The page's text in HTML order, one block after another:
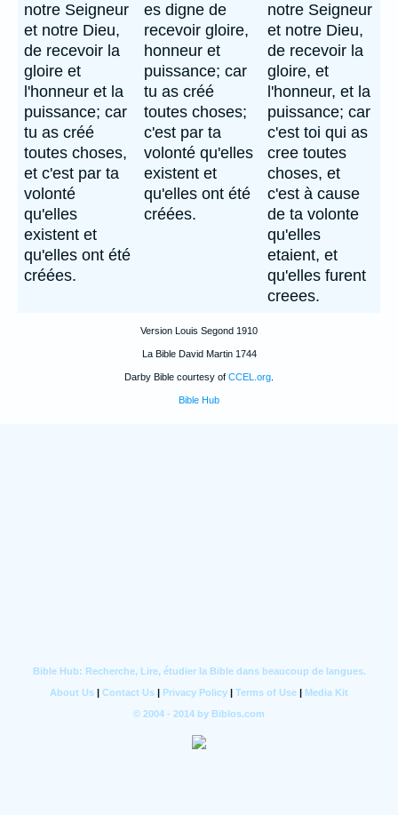
notre Seigneur
et notre Dieu,
de recevoir la
gloire et
l'honneur et la
puissance; car
tu as créé
toutes choses,
et c'est par ta
volonté
qu'elles
existent et
qu'elles ont été
créées.
es digne de
recevoir gloire,
honneur et
puissance; car
tu as créé
toutes choses;
c'est par ta
volonté qu'elles
existent et
qu'elles ont été
créées.
notre Seigneur
et notre Dieu,
de recevoir la
gloire, et
l'honneur, et la
puissance; car
c'est toi qui as
cree toutes
choses, et
c'est à cause
de ta volonte
qu'elles
etaient, et
qu'elles furent
creees.
Version Louis Segond 1910
La Bible David Martin 1744
Darby Bible courtesy of CCEL.org
Bible Hub